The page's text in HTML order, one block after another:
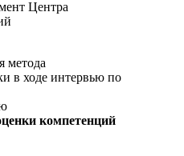
Центра
метода
в ходе интервью по
компетенций